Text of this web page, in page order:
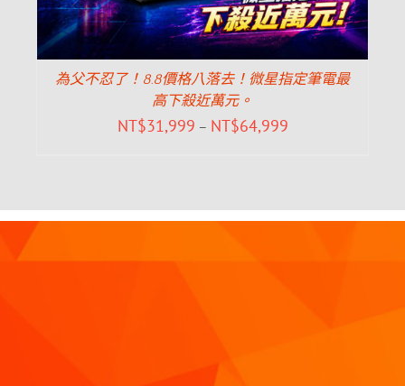
為父不忍了！8.8價格八落去！微星指定筆電最
高下殺近萬元。
NT$31,999 – NT$64,999